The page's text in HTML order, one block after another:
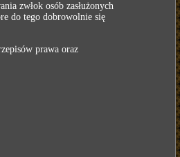
zwłok osób zasłużonych
do tego dobrowolnie się
prawa oraz